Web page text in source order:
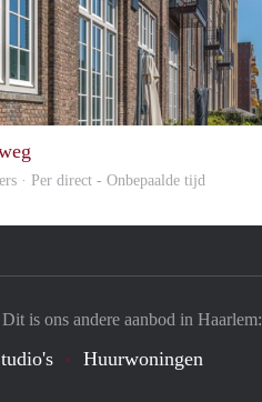
· Per direct - Onbepaalde tijd
is ons andere aanbod in Haarlem:
Huurwoningen